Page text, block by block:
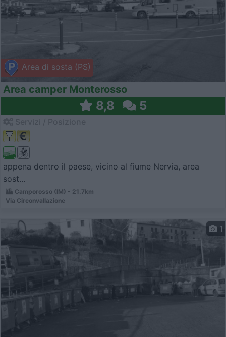
Area di sosta (PS)
Area camper Monterosso
8,8 5
appena dentro il paese, vicino al fiume Nervia, area
sost...
Camporosso (IM) - 21.7km
Via Circonvallazione
1